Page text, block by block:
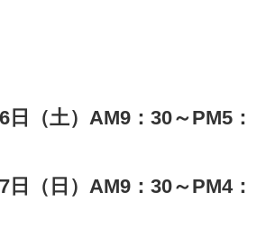
日（土）AM9：30～PM5：
）AM9：30～PM4：